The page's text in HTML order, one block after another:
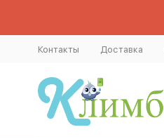
Контакты Доставка